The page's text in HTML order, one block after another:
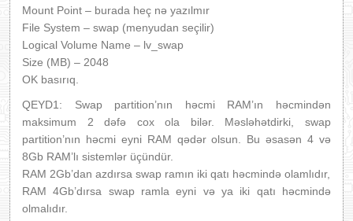
Mount Point – burada heç nə yazılmır
File System – swap (menyudan seçilir)
Logical Volume Name – lv_swap
Size (MB) – 2048
OK basırıq.
QEYD1: Swap partition’nın həcmi RAM’ın həcmindən
maksimum 2 dəfə cox ola bilər. Məsləhətdirki, swap
partition’nın həcmi eyni RAM qədər olsun. Bu əsasən 4 və
8Gb RAM’lı sistemlər üçündür.
RAM 2Gb’dan azdırsa swap ramın iki qatı həcmində olamlıdır,
RAM 4Gb’dırsa swap ramla eyni və ya iki qatı həcmində
olmalıdır.